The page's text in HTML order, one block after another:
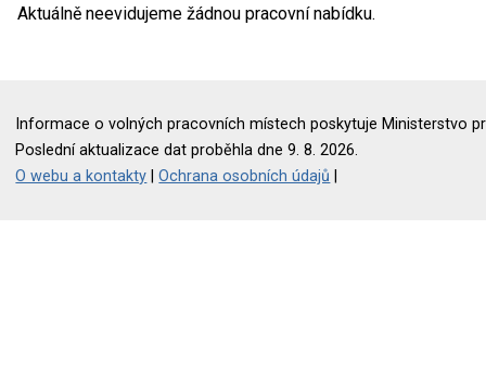
Aktuálně neevidujeme žádnou pracovní nabídku.
Informace o volných pracovních místech poskytuje Ministerstvo
Poslední aktualizace dat proběhla dne 9. 8. 2026.
O webu a kontakty |Ochrana osobních údajů